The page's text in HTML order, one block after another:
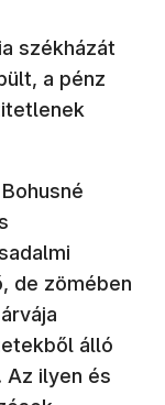
székházát
a pénz
de zömében
álló
Az ilyen és